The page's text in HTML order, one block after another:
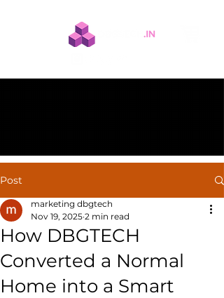
Post
How DBGTECH
Converted a Normal
Home into a Smart
marketing dbgtech
Nov 19, 2025 2 min read